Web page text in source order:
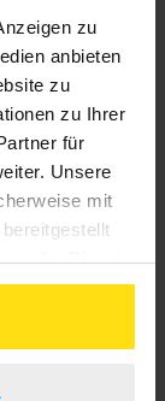
zu
anbieten
zu
zu Ihrer
für
Unsere
mit
der Dienste
klicken,